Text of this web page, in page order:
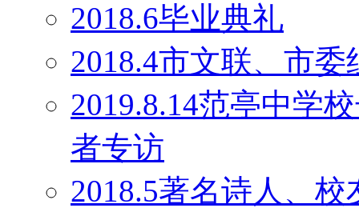
2018.6毕业典礼
2018.4市文联、市
2019.8.14范亭中学
者专访
2018.5著名诗人、